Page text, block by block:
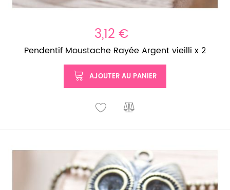
3,12 €
Pendentif Moustache Rayée Argent vieilli x 2
AJOUTER AU PANIER